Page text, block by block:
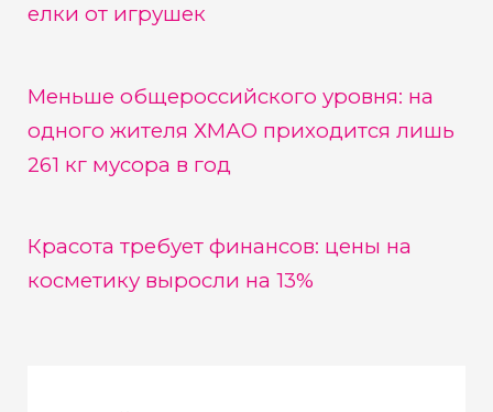
елки от игрушек
Меньше общероссийского уровня: на
одного жителя ХМАО приходится лишь
261 кг мусора в год
Красота требует финансов: цены на
косметику выросли на 13%